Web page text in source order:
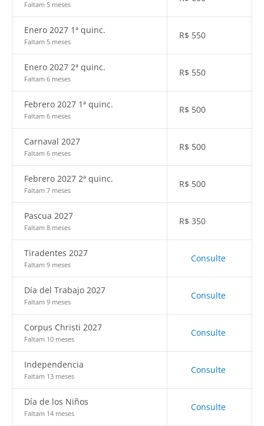
Faltam 5 meses
Enero 2027 1ª quinc.
Faltam 5 meses
R$ 550
Enero 2027 2ª quinc.
Faltam 6 meses
R$ 550
Febrero 2027 1ª quinc.
Faltam 6 meses
R$ 500
Carnaval 2027
Faltam 6 meses
R$ 500
Febrero 2027 2ª quinc.
Faltam 7 meses
R$ 500
Pascua 2027
Faltam 8 meses
R$ 350
Tiradentes 2027
Faltam 9 meses
Consulte
Día del Trabajo 2027
Faltam 9 meses
Consulte
Corpus Christi 2027
Faltam 10 meses
Consulte
Independencia
Faltam 13 meses
Consulte
Día de los Niños
Faltam 14 meses
Consulte